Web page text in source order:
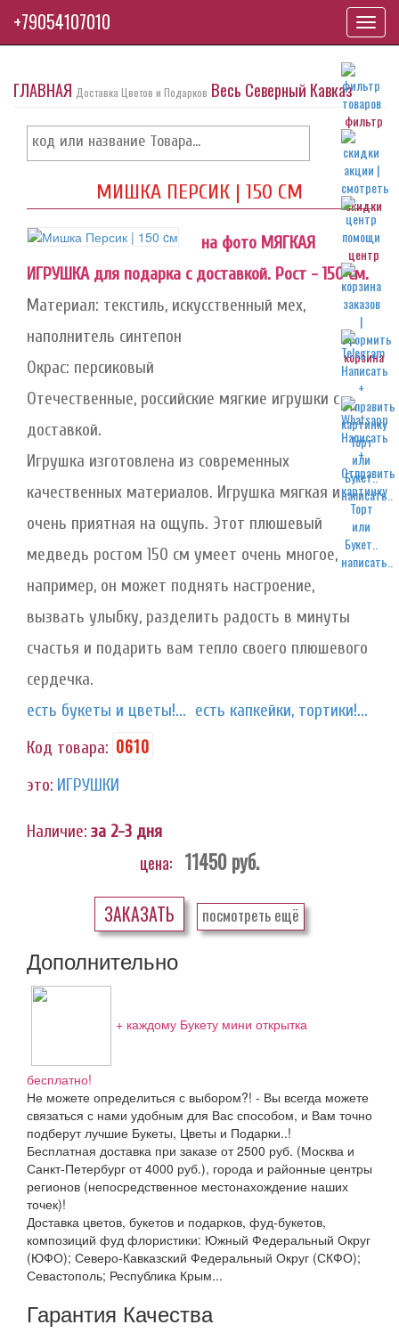
фильтр
скидки
центр
корзина
написать..
написать..
ГЛАВНАЯ Доставка Цветов и Подарков Весь Северный Кавказ
МИШКА ПЕРСИК | 150 CМ
на фото МЯГКАЯ
ИГРУШКА для подарка с доставкой. Рост - 150 см.
Материал: текстиль, искусственный мех,
наполнитель синтепон
Окрас: персиковый
Отечественные, российские мягкие игрушки с
доставкой.
Игрушка изготовлена из современных
качественных материалов. Игрушка мягкая и
очень приятная на ощупь. Этот плюшевый
медведь ростом 150 см умеет очень многое,
например, он может поднять настроение,
вызвать улыбку, разделить радость в минуты
счастья и подарить вам тепло своего плюшевого
сердечка.
есть букеты и цветы!... есть капкейки, тортики!...
Код товара: 0610
это: ИГРУШКИ
Наличие: за 2-3 дня
цена: 11450руб.
ЗАКАЗАТЬ посмотреть ещё
Дополнительно
+ каждому Букету мини открытка
бесплатно!
Не можете определиться с выбором?! - Вы всегда можете
связаться с нами удобным для Вас способом, и Вам точно
подберут лучшие Букеты, Цветы и Подарки..!
Бесплатная доставка при заказе от 2500 руб. (Москва и
Санкт-Петербург от 4000 руб.), города и районные центры
регионов (непосредственное местонахождение наших
точек)!
Доставка цветов, букетов и подарков, фуд-букетов,
композиций фуд флористики: Южный Федеральный Округ
(ЮФО); Северо-Кавказский Федеральный Округ (СКФО);
Севастополь; Республика Крым...
Гарантия Качества
+79054107010